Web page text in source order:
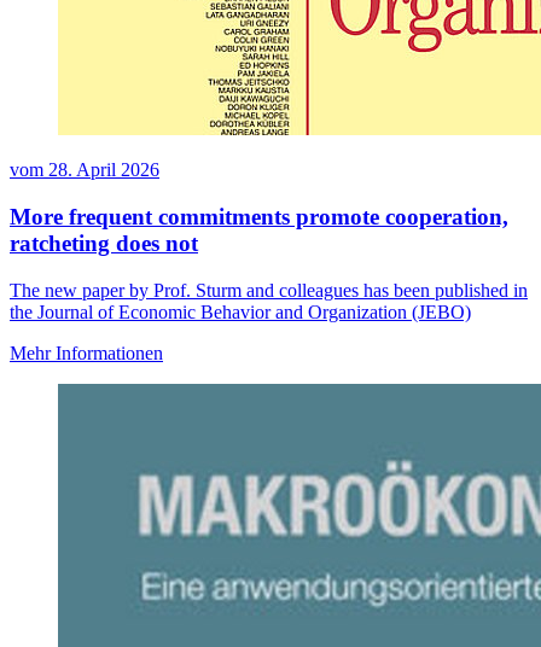
vom 28. April 2026
More frequent commitments promote cooperation,
ratcheting does not
The new paper by Prof. Sturm and colleagues has been published in
the Journal of Economic Behavior and Organization (JEBO)
Mehr Informationen